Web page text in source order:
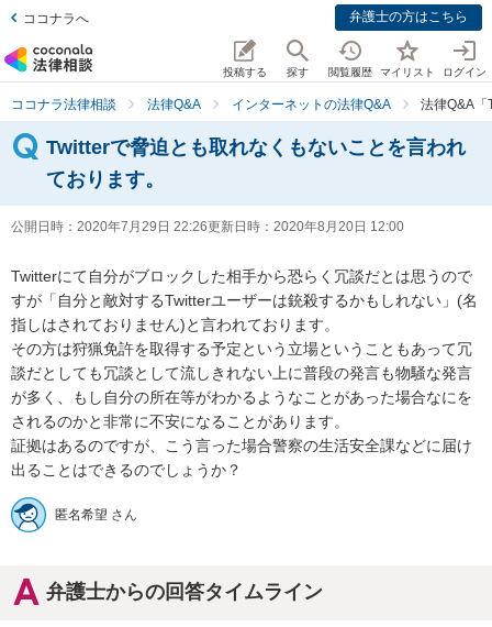
ココナラへ 弁護士の方はこちら
投稿する 探す 閲覧履歴 マイリスト ログイン
ココナラ法律相談 法律Q&A インターネットの法律Q&A 法律Q&A「
Twitterで脅迫とも取れなくもないことを言われ
ております。
公開日時： 2020年7月29日 22:26更新日時： 2020年8月20日 12:00
Twitterにて自分がブロックした相手から恐らく冗談だとは思うので
すが「自分と敵対するTwitterユーザーは銃殺するかもしれない」(名
指しはされておりません)と言われております。
その方は狩猟免許を取得する予定という立場ということもあって冗
談だとしても冗談として流しきれない上に普段の発言も物騒な発言
が多く、もし自分の所在等がわかるようなことがあった場合なにを
されるのかと非常に不安になることがあります。
証拠はあるのですが、こう言った場合警察の生活安全課などに届け
出ることはできるのでしょうか？
匿名希望 さん
弁護士からの回答タイムライン